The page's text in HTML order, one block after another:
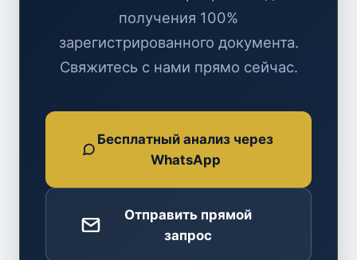
получения 100%
зарегистрированного документа.
Свяжитесь с нами прямо сейчас.
Бесплатный анализ через
WhatsApp
Отправить прямой
запрос